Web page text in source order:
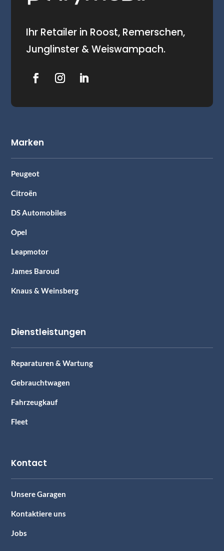
Ihr Retailer in Roost, Remerschen,
Junglinster & Weiswampach.
Marken
Peugeot
Citroën
DS Automobiles
Opel
Leapmotor
James Baroud
Knaus & Weinsberg
Dienstleistungen
Reparaturen & Wartung
Gebrauchtwagen
Fahrzeugkauf
Fleet
Kontact
Unsere Garagen
Kontaktiere uns
Jobs